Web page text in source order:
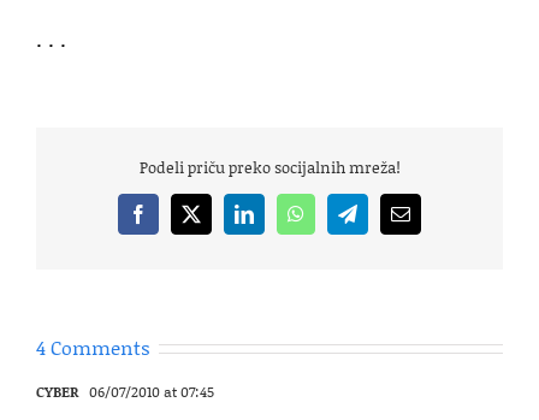
. . .
Podeli priču preko socijalnih mreža!
Facebook
X LinkedInWhatsAppTelegramEmail
4 Comments
CYBER 06/07/2010 at 07:45